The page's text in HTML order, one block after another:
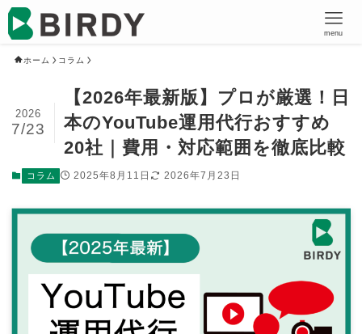
menu
ホーム コラム
【2026年最新版】プロが厳選！日
本のYouTube運用代行おすすめ
20社｜費用・対応範囲を徹底比較
2026
7/23
コラム 2025年8月11日 2026年7月23日